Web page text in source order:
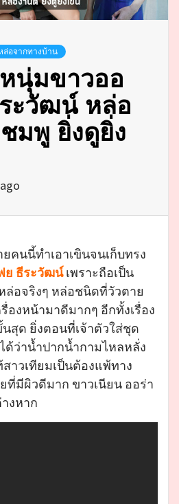
ล่อจากทางบ้าน
นุ่มขาวออ
ะวัฒน์ หล่อ
มพู ยิ่งดูยิ่ง
คนนี้ทำเอาเขินจนเก็บทรง
ย ธีระวัฒน์เพราะถือเป็น
อจริงๆ หล่อชนิดที่วัวตาย
องหน้ามาดีมากๆ อีกทั้งเรื่อง
สุด ยิ่งตอนที่เจ้าตัวใส่ชุด
ด้ว่าน้ำปากน้ำกามไหลหลั่ง
าวเทียมเป็นต้องแพ้ทาง
ที่มีผิวดีมาก ขาวเนียน ออร่า
งหาก